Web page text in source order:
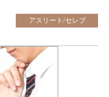
アスリート/セレブ